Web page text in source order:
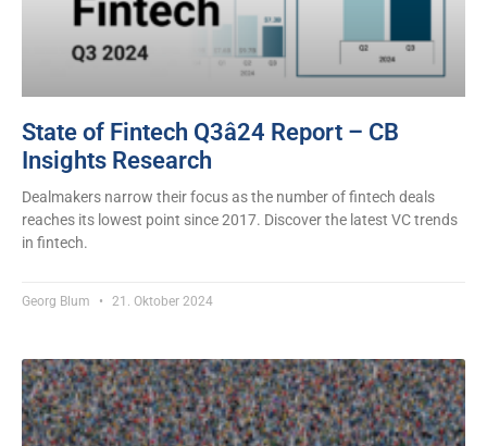
State of Fintech Q3â24 Report – CB
Insights Research
Dealmakers narrow their focus as the number of fintech deals
reaches its lowest point since 2017. Discover the latest VC trends
in fintech.
Georg Blum 21. Oktober 2024